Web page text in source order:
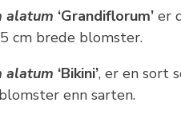
alatum ‘Grandiflorum’ er
5 cm brede blomster.
alatum ‘Bikini’, er en sort
enn sarten.